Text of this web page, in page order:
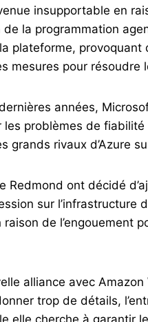
insupportable en
de la programmation
plateforme, provoquant
mesures pour résoudre
années,
problèmes de
grands rivaux d’Azure
Redmond ont décidé
sur
de l’engouement
alliance avec
trop de détails,